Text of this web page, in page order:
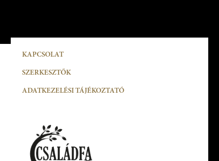
KAPCSOLAT
SZERKESZTŐK
ADATKEZELÉSI TÁJÉKOZTATÓ